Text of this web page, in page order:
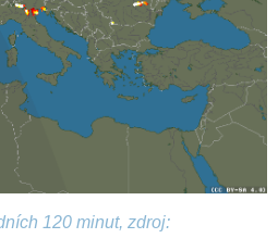
120 minut, zdroj: